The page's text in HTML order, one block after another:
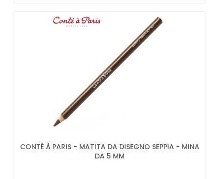
CONTÉ À PARIS - MATITA DA DISEGNO SEPPIA - MINA
DA 5 MM